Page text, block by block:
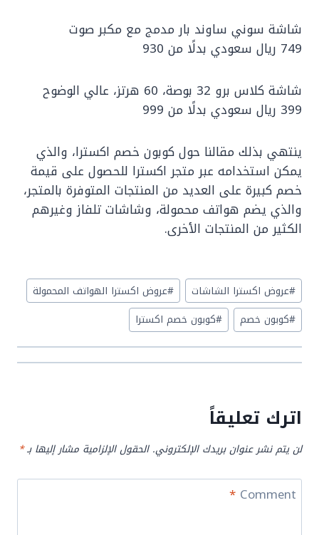
شاشة سوني ساوند بار مدمج مع مكبر صوت
749 ريال سعودي بدلًا من 930
شاشة كلاس برو 32 بوصة، 60 هرتز، عالي الوضوح
399 ريال سعودي بدلًا من 999
ينتهي بذلك مقالنا حول كوبون خصم اكسترا، والذي
يمكن استخدامه عبر متجر اكسترا للحصول على قيمة
خصم كبيرة على العديد من المنتجات المتوفرة بالمتجر،
والذي يضم هواتف محمولة، وشاشات تلفاز وغيرهم
الكثير من المنتجات الأخرى.
Post
Tags:
#عروض اكسترا الشاشات #عروض اكسترا الهواتف المحمولة
#كوبون خصم #كوبون خصم اكسترا
اترك تعليقاً
لن يتم نشر عنوان بريدك الإلكتروني. الحقول الإلزامية مشار إليها بـ*
Comment
*